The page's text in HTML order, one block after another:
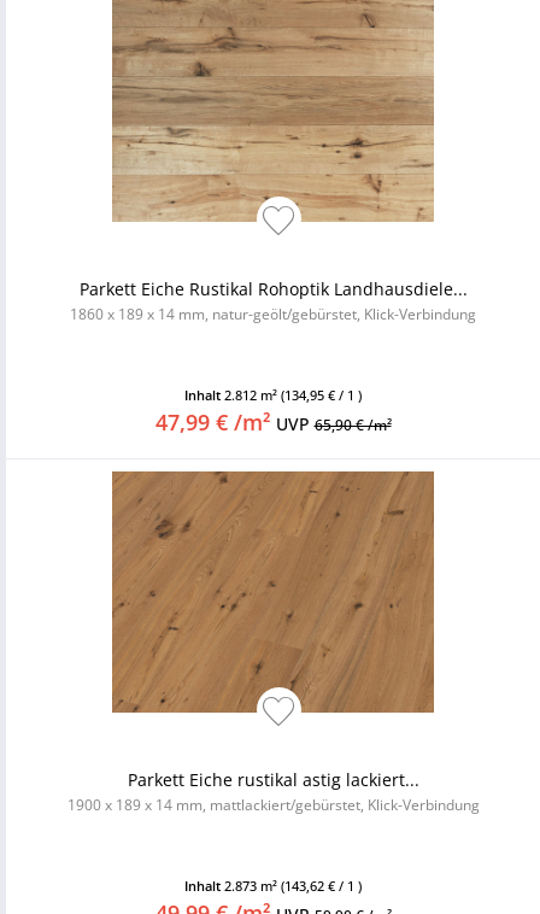
Parkett Eiche Rustikal Rohoptik Landhausdiele...
1860 x 189 x 14 mm, natur-geölt/gebürstet, Klick-Verbindung
Inhalt 2.812 m² (134,95 € / 1 )
47,99 € /m² UVP65,90 € /m²
Parkett Eiche rustikal astig lackiert...
1900 x 189 x 14 mm, mattlackiert/gebürstet, Klick-Verbindung
Inhalt 2.873 m² (143,62 € / 1 )